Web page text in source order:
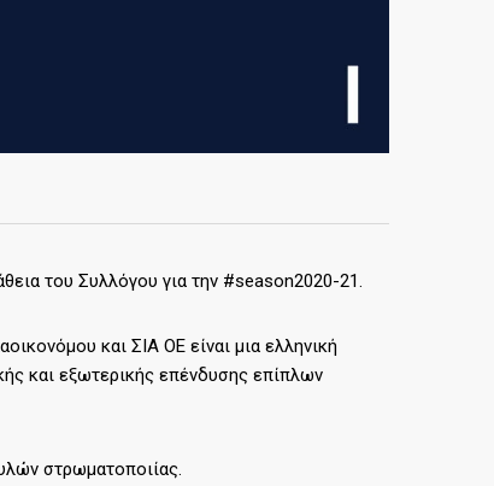
του Συλλόγου για την #season2020-21.
και ΣΙΑ ΟΕ είναι μια ελληνική
και εξωτερικής επένδυσης επίπλων
στρωματοποιίας.